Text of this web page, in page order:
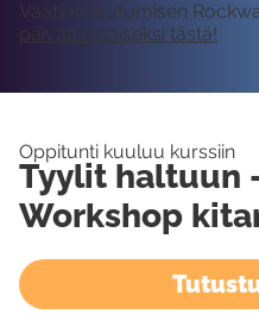
Vaatii kirjautumisen
päivää ilmaiseksi tästä!
Oppitunti kuuluu kurssiin
Tyylit haltuun
Workshop